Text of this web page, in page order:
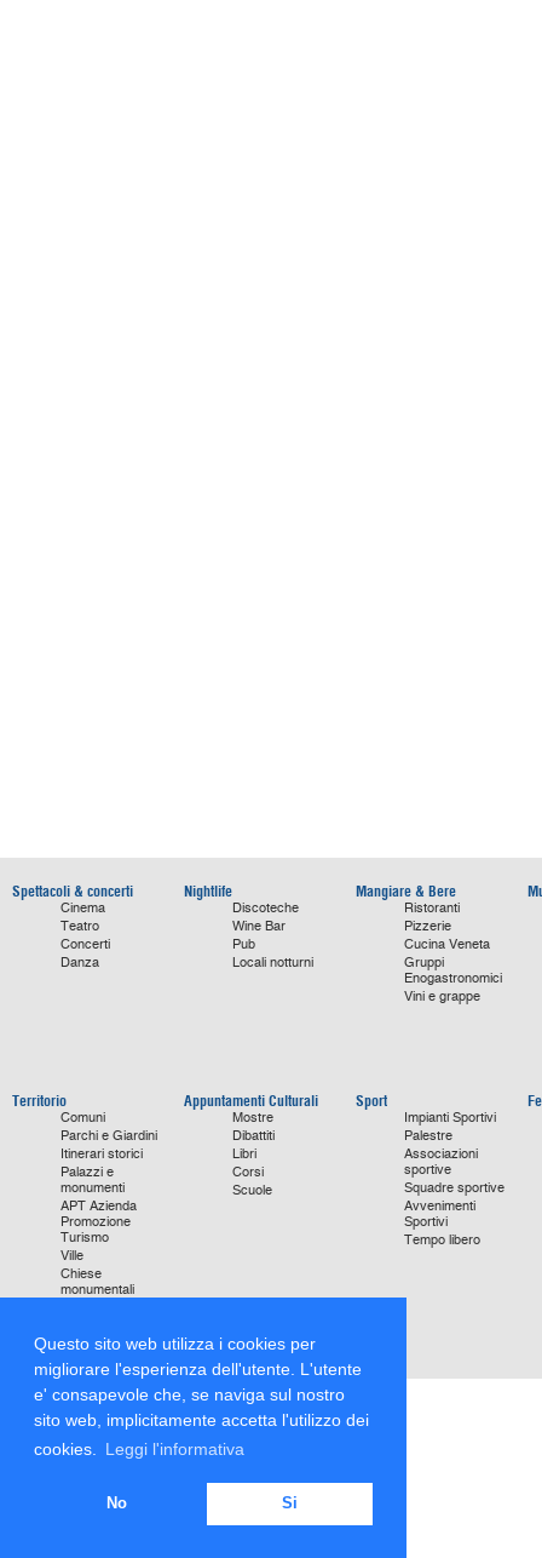
Questo sito web utilizza i cookies per
migliorare l'esperienza dell'utente. L'utente
e' consapevole che, se naviga sul nostro
sito web, implicitamente accetta l'utilizzo dei
cookies.
Leggi l'informativa
No Si
Spettacoli & concerti
Cinema
Teatro
Concerti
Danza
Nightlife
Discoteche
Wine Bar
Pub
Locali notturni
Mangiare & Bere
Ristoranti
Pizzerie
Cucina Veneta
Gruppi
Enogastronomici
Vini e grappe
Territorio
Comuni
Parchi e Giardini
Itinerari storici
Palazzi e
monumenti
APT Azienda
Promozione
Turismo
Ville
Chiese
monumentali
Appuntamenti Culturali
Mostre
Dibattiti
Libri
Corsi
Scuole
Sport
Impianti Sportivi
Palestre
Associazioni
sportive
Squadre sportive
Avvenimenti
Sportivi
Tempo libero